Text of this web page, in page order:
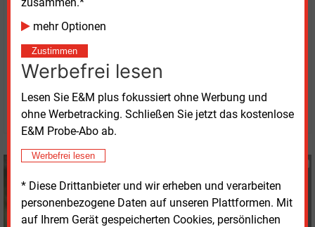
mehr Optionen
Zustimmen
Werbefrei lesen
Lesen Sie E&M plus fokussiert ohne Werbung und
ohne Werbetracking. Schließen Sie jetzt das kostenlose
E&M Probe-Abo ab.
Werbefrei lesen
* Diese Drittanbieter und wir erheben und verarbeiten
personenbezogene Daten auf unseren Plattformen. Mit
auf Ihrem Gerät gespeicherten Cookies, persönlichen
Unternehmensangaben soll das Programm die
Kundenbindung stärken.
Mittwoch, 8.07.2026, 17:46 Uhr
© 2026 Energie & Management GmbH
+49 (0) 8152 9311 33
s.sagmeister@energie-
und-management.de